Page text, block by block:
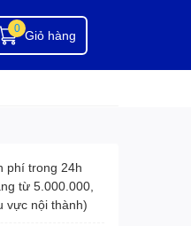
chất tẩy rửa hóa chất vệ sinh
Giỏ hàng
0
phí trong 24h
từ 5.000.000,
vực nội thành)